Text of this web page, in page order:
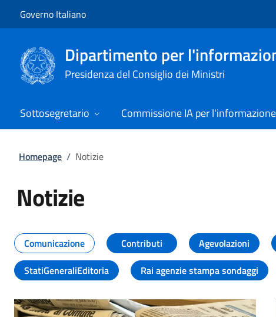
Governo Italiano
Dipartimento per
Presidenza del Consiglio dei Ministri
Sottosegretario Commissione IA per l'informazione
Homepage / Notizie
Notizie
Tutti i contenuti della pagina
Comunicazione Contributi Agevolazioni
StatiGeneraliEditoria
Rai agenzie stampa sondaggi